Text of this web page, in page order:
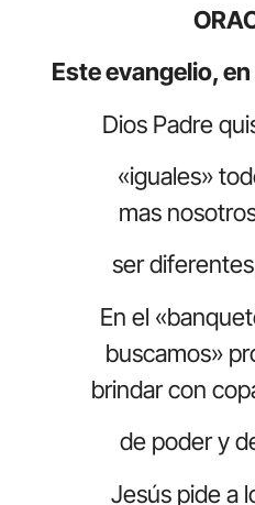
Este evangelio,
Dios Padre
«iguales»
mas
ser
En el
buscamos»
brindar con
de poder y
Jesús pide a